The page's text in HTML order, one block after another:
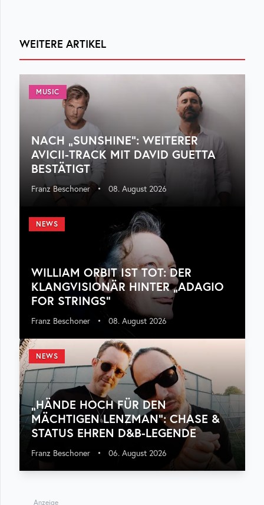
WEITERE ARTIKEL
MUSIC
NACH „SUNSHINE“: WEITERER
AVICII-TRACK MIT DAVID GUETTA
BESTÄTIGT
Franz Beschoner • 08. August 2026
NEWS
WILLIAM ORBIT IST TOT: DER
KLANGVISIONÄR HINTER „ADAGIO
FOR STRINGS“
Franz Beschoner • 08. August 2026
NEWS
„HÄNDE HOCH FÜR DEN
MÄCHTIGEN LENZMAN“: CHASE &
STATUS EHREN D&B-LEGENDE
Franz Beschoner • 06. August 2026
Anzeige